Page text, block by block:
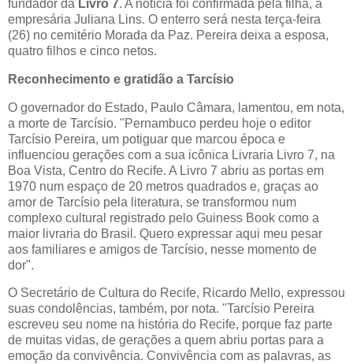
fundador da Livro 7. A notícia foi confirmada pela filha, a
empresária Juliana Lins. O enterro será nesta terça-feira
(26) no cemitério Morada da Paz. Pereira deixa a esposa,
quatro filhos e cinco netos.
Reconhecimento e gratidão a Tarcísio
O governador do Estado, Paulo Câmara, lamentou, em nota,
a morte de Tarcísio. "Pernambuco perdeu hoje o editor
Tarcísio Pereira, um potiguar que marcou época e
influenciou gerações com a sua icônica Livraria Livro 7, na
Boa Vista, Centro do Recife. A Livro 7 abriu as portas em
1970 num espaço de 20 metros quadrados e, graças ao
amor de Tarcísio pela literatura, se transformou num
complexo cultural registrado pelo Guiness Book como a
maior livraria do Brasil. Quero expressar aqui meu pesar
aos familiares e amigos de Tarcísio, nesse momento de
dor".
O Secretário de Cultura do Recife, Ricardo Mello, expressou
suas condolências, também, por nota. "Tarcísio Pereira
escreveu seu nome na história do Recife, porque faz parte
de muitas vidas, de gerações a quem abriu portas para a
emoção da convivência. Convivência com as palavras, as